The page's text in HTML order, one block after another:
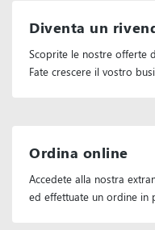
Diventa un
Scoprite le nostre offerte
Fate crescere il vostro
Ordina online
Accedete alla nostra
ed effettuate un ordine in